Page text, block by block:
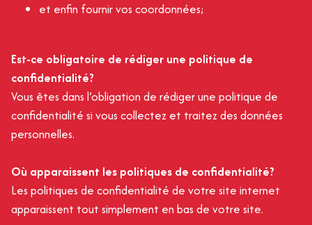
et enfin fournir vos coordonnées;
Est-ce obligatoire de rédiger une politique de
confidentialité?
Vous êtes dans l’obligation de rédiger une politique de
confidentialité si vous collectez et traitez des données
personnelles.
Où apparaissent les politiques de confidentialité?
Les politiques de confidentialité de votre site internet
apparaissent tout simplement en bas de votre site.